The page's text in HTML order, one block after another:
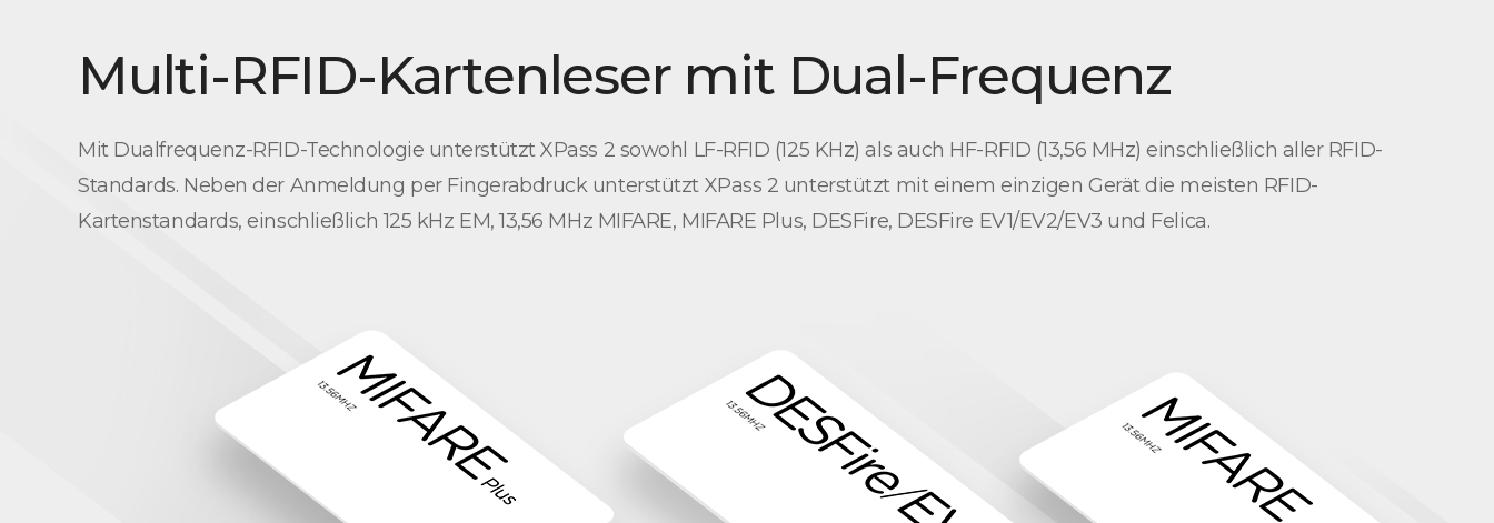
Multi-RFID-Kartenleser mit Dual-Frequenz
Mit Dualfrequenz-RFID-Technologie unterstützt XPass 2 sowohl LF-RFID (125 KHz) als auch HF-RFID (13,56 MHz) einschließlich aller RFID-
Standards. Neben der Anmeldung per Fingerabdruck unterstützt XPass 2 unterstützt mit einem einzigen Gerät die meisten RFID-
Kartenstandards, einschließlich 125 kHz EM, 13,56 MHz MIFARE, MIFARE Plus, DESFire, DESFire EV1/EV2/EV3 und Felica.